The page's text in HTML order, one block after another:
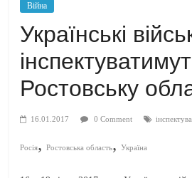
Війна
Українські
Ростовську
16.01.2017 0 Comment
Росія,Ростовська область,Україна